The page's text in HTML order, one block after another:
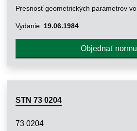
Vydanie: 19.06.1984
Objednať normu
STN 73 0204
73 0204